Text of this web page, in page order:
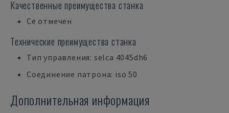
Качественные преимущества станка
Ce отмечен
Технические преимущества станка
Тип управления: selca 4045dh6
Соединение патрона: iso 50
Дополнительная информация